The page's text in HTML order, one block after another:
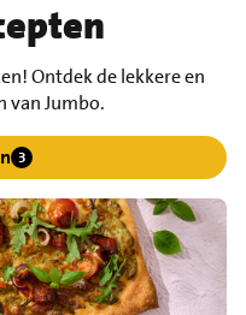
Ontdek de lekkere en
van Jumbo.
3